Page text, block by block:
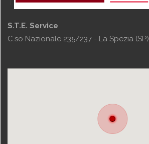
S.T.E. Service
C.so Nazionale 235/237 - La Spezia (SP)